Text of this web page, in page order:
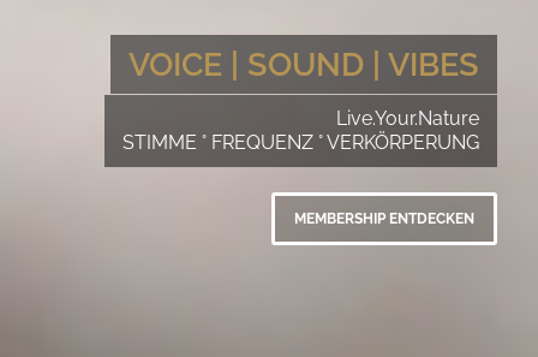
VOICE | SOUND | VIBES
Live.Your.Nature
STIMME ° FREQUENZ ° VERKÖRPERUNG
MEMBERSHIP ENTDECKEN